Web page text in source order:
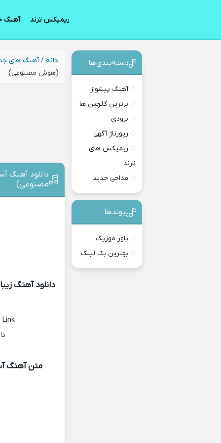
ریمیکس ترند آهنگ
خانه /آهنگ های
(هوش مصنوعی)
دانلود آهنگ
مصنوعی)
دانلود آهنگ
Link
متن آهنگ
دسته‌بندی‎‌‌ها
آهنگ پیشواز
برترین گلچین ها
بزودی
رپورتاژ آگهی
ریمیکس های
ترند
مداحی جدید
پیوندها
پاور موزیک
بهترین بک لینک